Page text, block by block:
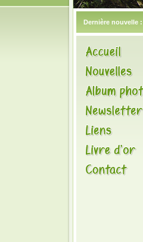
Dernière nouvelle :